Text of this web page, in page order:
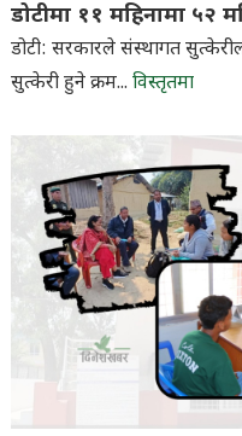
डोटीमा ११ महिनामा ५२
डोटी: सरकारले संस्थागत
सुत्केरी हुने क्रम... विस्तृतमा